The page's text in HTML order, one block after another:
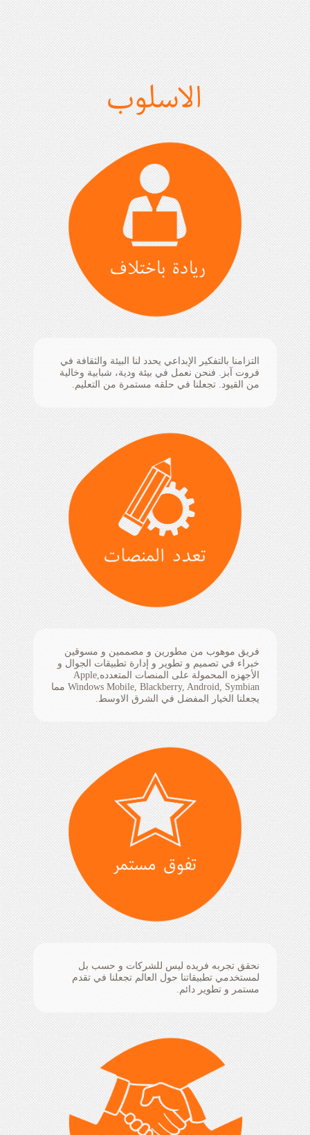
الاسلوب
التزامنا بالتفكير الإبداعي يحدد لنا البيئة والثقافة في
فروت آبز. فنحن نعمل في بيئة ودية، شبابية وخالية
من القيود. تجعلنا في حلقه مستمرة من التعليم.
فريق موهوب من مطورين و مصممين و مسوقين
خبراء في تصميم و تطوير و إدارة تطبيقات الجوال و
الأجهزه المحمولة على المنصات المتعددهApple,
Windows Mobile, Blackberry, Android, Symbian مما
يجعلنا الخيار المفضل في الشرق الاوسط.
نحقق تجربه فريده ليس للشركات و حسب بل
لمستخدمي تطبيقاتنا حول العالم تجعلنا في تقدم
مستمر و تطوير دائم.